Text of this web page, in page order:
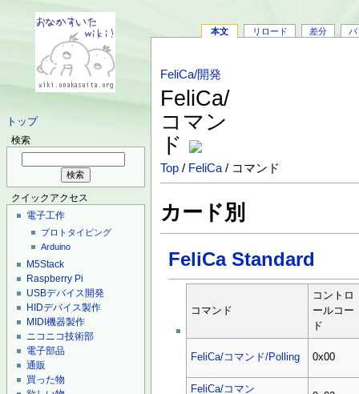
トップ
検索
クイックアクセス
電子工作
プロトタイピング
Arduino
M5Stack
Raspberry Pi
USBデバイス開発
HIDデバイス製作
MIDI機器製作
ニコニコ技術部
電子部品
通販
買った物
本文 リロード 差分 バ
FeliCa/開発
FeliCa/
コマン
ド
Top / FeliCa / コマンド
カード別
FeliCa Standard
コマンド
コントロ
ールコー
ド
FeliCa/コマンド/Polling 0x00
FeliCa/コマン